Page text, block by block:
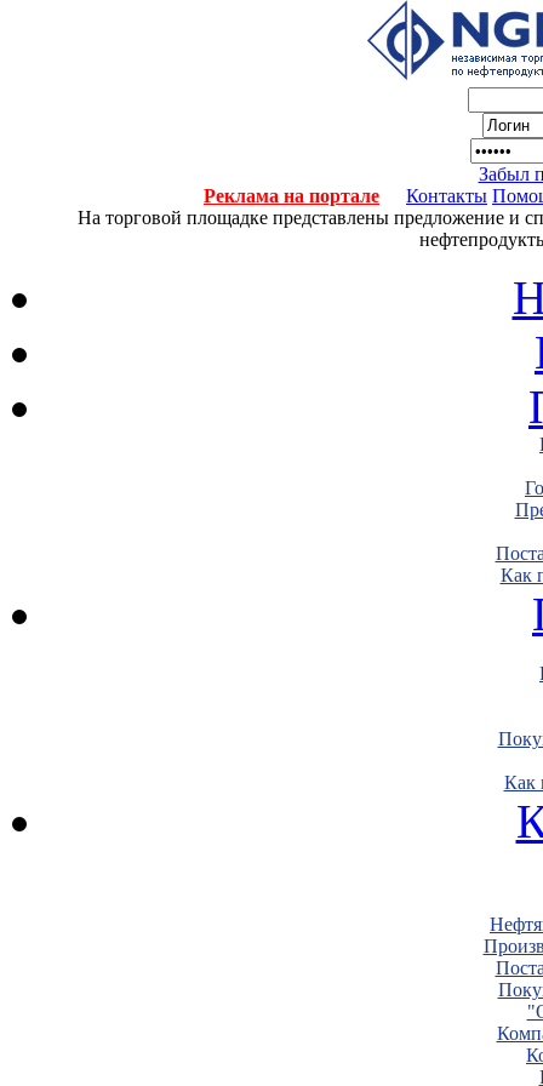
Забыл
Реклама на портале
Контакты
На торговой площадке представлены предложение и
Как
Как